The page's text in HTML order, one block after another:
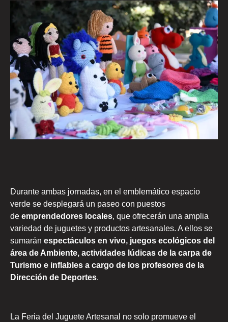
Durante ambas jornadas, en el emblemático espacio
verde se desplegará un paseo con puestos
de emprendedores locales, que ofrecerán una amplia
variedad de juguetes y productos artesanales. A ellos se
sumarán espectáculos en vivo, juegos ecológicos del
área de Ambiente, actividades lúdicas de la carpa de
Turismo e inflables a cargo de los profesores de la
Dirección de Deportes.
La Feria del Juguete Artesanal no solo promueve el